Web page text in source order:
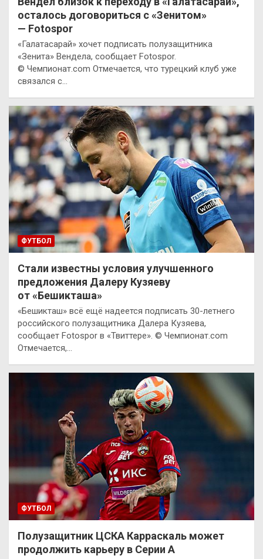
осталось договориться с «Зенитом»
— Fotospor
«Галатасарай» хочет подписать полузащитника
«Зенита» Вендела, сообщает Fotospor.
© Чемпионат.com Отмечается, что турецкий клуб уже
связался с…
ФУТБОЛ
Стали известны условия улучшенного
предложения Далеру Кузяеву
от «Бешикташа»
«Бешикташ» всё ещё надеется подписать 30-летнего
российского полузащитника Далера Кузяева,
сообщает Fotospor в «Твиттере». © Чемпионат.com
Отмечается,…
ФУТБОЛ
Полузащитник ЦСКА Карраскаль может
продолжить карьеру в Серии А